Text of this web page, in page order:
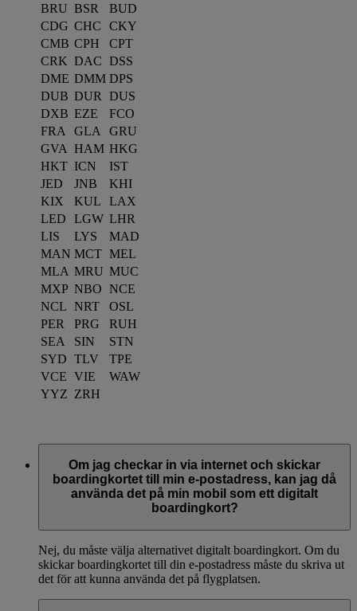
BRU BSR
BUD
CDG CHC
CKY
CMB CPH
CPT
CRK DAC DSS
DME DMM DPS
DUB DUR
DUS
DXB EZE
FCO
FRA
GLA
GRU
GVA HAM HKG
HKT ICN
IST
JED
JNB
KHI
KIX
KUL
LAX
LED
LGW LHR
LIS
LYS
MAD
MAN MCT MEL
MLA MRU MUC
MXP NBO NCE
NCL NRT
OSL
PER
PRG
RUH
SEA
SIN
STN
SYD TLV
TPE
VCE VIE
WAW
YYZ ZRH
Om jag checkar in via internet och skickar
boardingkortet till min e-postadress, kan jag då
använda det på min mobil som ett digitalt
boardingkort?
Nej, du måste välja alternativet digitalt boardingkort. Om du
skickar boardingkortet till din e-postadress måste du skriva ut
det för att kunna använda det på flygplatsen.